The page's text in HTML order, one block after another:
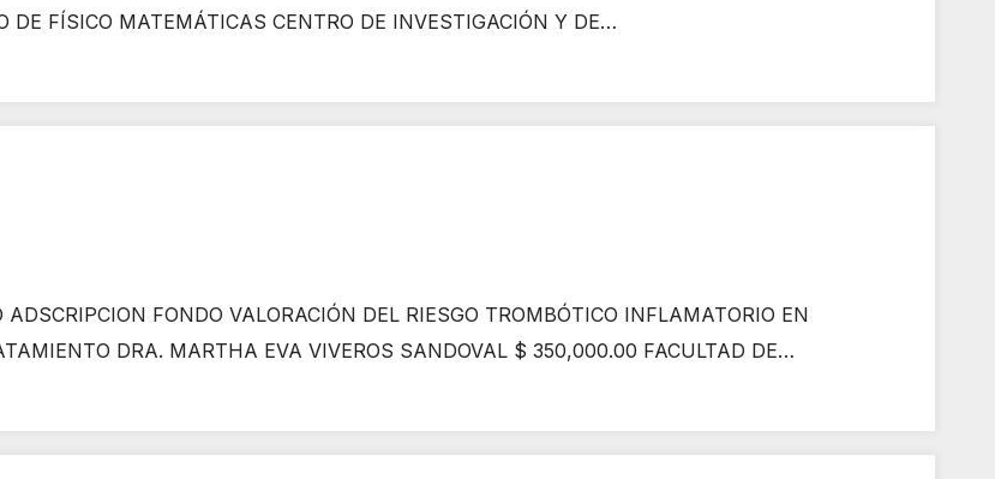
FÍSICO MATEMÁTICAS CENTRO DE INVESTIGACIÓN Y DE…
FONDO VALORACIÓN DEL RIESGO TROMBÓTICO INFLAMATORIO EN
DRA. MARTHA EVA VIVEROS SANDOVAL $ 350,000.00 FACULTAD DE…